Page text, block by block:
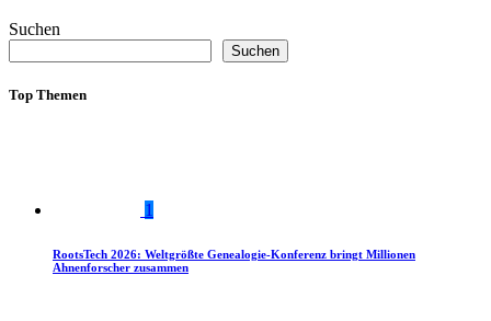
Suchen
Suchen
Top Themen
1
RootsTech 2026: Weltgrößte Genealogie-Konferenz bringt Millionen
Ahnenforscher zusammen